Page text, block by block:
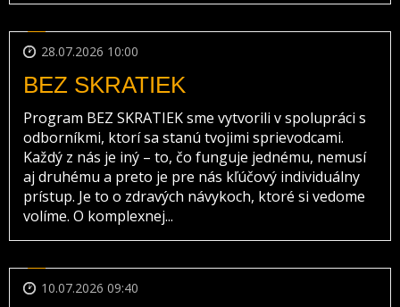
28.07.2026 10:00
BEZ SKRATIEK
Program BEZ SKRATIEK sme vytvorili v spolupráci s
odborníkmi, ktorí sa stanú tvojimi sprievodcami.
Každý z nás je iný – to, čo funguje jednému, nemusí
aj druhému a preto je pre nás kľúčový individuálny
prístup. Je to o zdravých návykoch, ktoré si vedome
volíme. O komplexnej...
10.07.2026 09:40